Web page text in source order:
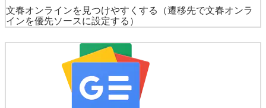
文春オンラインを見つけやすくする
（遷移先で文春オンラ
インを優先ソースに設定する）